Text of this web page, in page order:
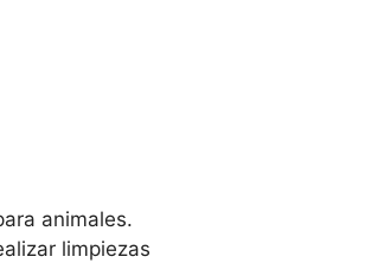
animales.
limpiezas